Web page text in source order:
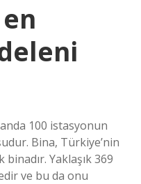
100 istasyonun
Bina, Türkiye’nin
Yaklaşık 369
ve bu da onu